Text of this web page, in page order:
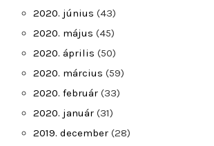
2020. június (43)
2020. május (45)
2020. április (50)
2020. március (59)
2020. február (33)
2020. január (31)
2019. december (28)